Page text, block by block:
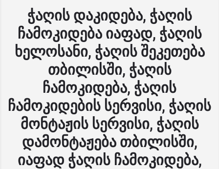
ჭაღის დაკიდება, ჭაღის
ჩამოკიდება იაფად, ჭაღის
ხელოსანი, ჭაღის შეკეთება
თბილისში, ჭაღის
ჩამოკიდება, ჭაღის
ჩამოკიდების სერვისი, ჭაღის
მონტაჟის სერვისი, ჭაღის
დამონტაჟება თბილისში,
იაფად ჭაღის ჩამოკიდება,